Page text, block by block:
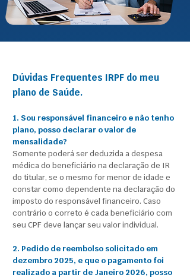
Dúvidas Frequentes IRPF do meu
plano de Saúde.
1. Sou responsável financeiro e não tenho
plano, posso declarar o valor de
mensalidade?
Somente poderá ser deduzida a despesa
médica do beneficiário na declaração de IR
do titular, se o mesmo for menor de idade e
constar como dependente na declaração do
imposto do responsável financeiro. Caso
contrário o correto é cada beneficiário com
seu CPF deve lançar seu valor individual.
2. Pedido de reembolso solicitado em
dezembro 2025, e que o pagamento foi
realizado a partir de Janeiro 2026, posso